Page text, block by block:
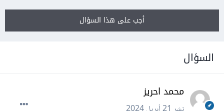
أجب على هذا السؤال
السؤال
محمد احريز